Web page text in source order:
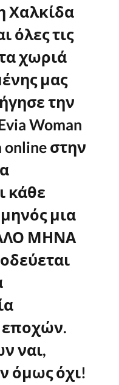
Χαλκίδα
όλες τις
χωριά
μας
την
Woman
online στην
κάθε
μια
ΜΗΝΑ
εποχών.
ναι,
όμως όχι!